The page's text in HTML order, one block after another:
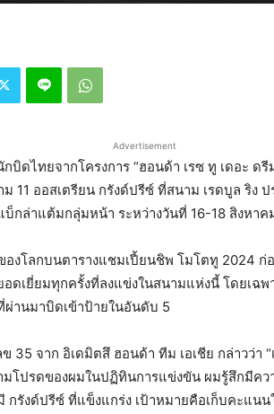
Advertisement
บิดไทยจากโครงการ “ฮอนด้า เรซ ทู เดอะ ด
11 ออสเตรียน กรังด์ปรีซ์ ที่สนาม เรดบูล ริง ป
กล่าแต้มกลุ่มหน้า ระหว่างวันที่ 16-18 สิงหาค
องโลกบนตารางแชมเปี้ยนชิพ โมโตทู 2024
อดเยี่ยมทุกครั้งที่ลงแข่งในสนามแห่งนี้ โดยเฉ
านมาบิดเข้าป้ายในอันดับ 5
35 จาก อิเดมิตสึ ฮอนด้า ทีม เอเชีย กล่าวว่า
โปรดของผมในปฏิทินการแข่งขัน ผมรู้สึกมีค
กรังด์ปรีซ์ ที่แข็งแกร่ง เป้าหมายคือเก็บคะแน